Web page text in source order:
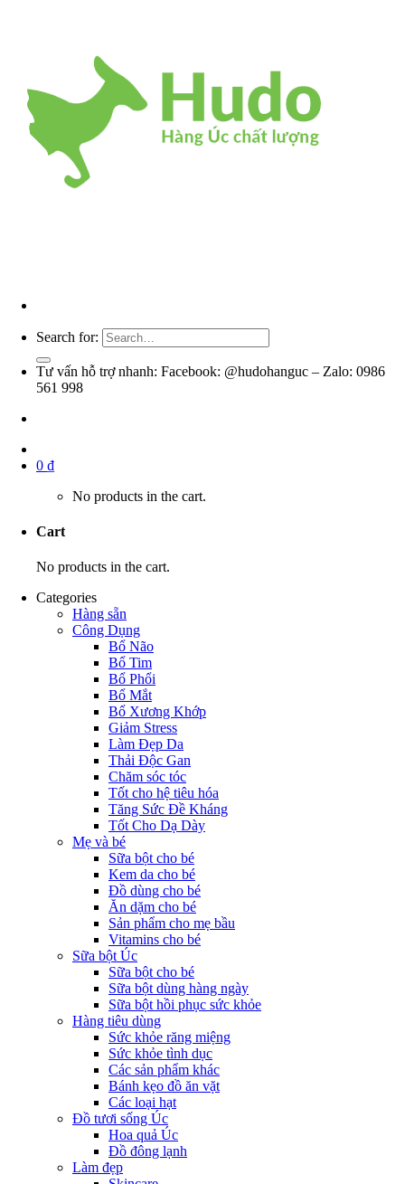
Search for:
Tư vấn hỗ trợ nhanh: Facebook: @hudohanguc – Zalo: 0986
561 998
0 ₫
No products in the cart.
Cart
No products in the cart.
Categories
Hàng sẵn
Công Dụng
Bổ Não
Bổ Tim
Bổ Phổi
Bổ Mắt
Bổ Xương Khớp
Giảm Stress
Làm Đẹp Da
Thải Độc Gan
Chăm sóc tóc
Tốt cho hệ tiêu hóa
Tăng Sức Đề Kháng
Tốt Cho Dạ Dày
Mẹ và bé
Sữa bột cho bé
Kem da cho bé
Đồ dùng cho bé
Ăn dặm cho bé
Sản phẩm cho mẹ bầu
Vitamins cho bé
Sữa bột Úc
Sữa bột cho bé
Sữa bột dùng hàng ngày
Sữa bột hồi phục sức khỏe
Hàng tiêu dùng
Sức khỏe răng miệng
Sức khỏe tình dục
Các sản phẩm khác
Bánh kẹo đồ ăn vặt
Các loại hạt
Đồ tươi sống Úc
Hoa quả Úc
Đồ đông lạnh
Làm đẹp